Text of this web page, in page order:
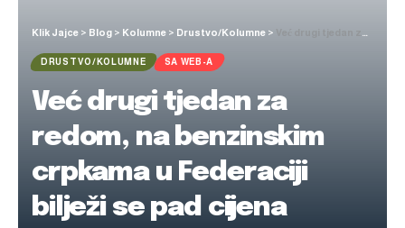
Klik Jajce > Blog > Kolumne > Drustvo/Kolumne >
DRUSTVO/KOLUMNE SA WEB-A
Već drugi tjedan za
redom, na benzinskim
crpkama u Federaciji
bilježi se pad cijena